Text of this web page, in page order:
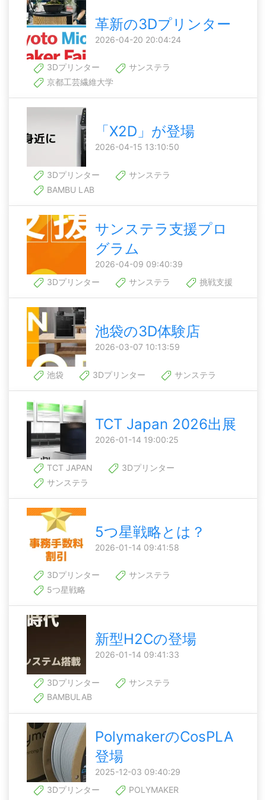
革新の3Dプリンター
2026-04-20 20:04:24
3Dプリンター
サンステラ
京都工芸繊維大学
「X2D」が登場
2026-04-15 13:10:50
3Dプリンター
サンステラ
BAMBU LAB
サンステラ支援プロ
グラム
2026-04-09 09:40:39
3Dプリンター
サンステラ 挑戦支援
池袋の3D体験店
2026-03-07 10:13:59
池袋 3Dプリンター サンステラ
TCT Japan 2026出展
2026-01-14 19:00:25
TCT JAPAN
3Dプリンター
サンステラ
5つ星戦略とは？
2026-01-14 09:41:58
3Dプリンター
サンステラ
5つ星戦略
新型H2Cの登場
2026-01-14 09:41:33
3Dプリンター
サンステラ
BAMBULAB
PolymakerのCosPLA
登場
2025-12-03 09:40:29
3Dプリンター
POLYMAKER